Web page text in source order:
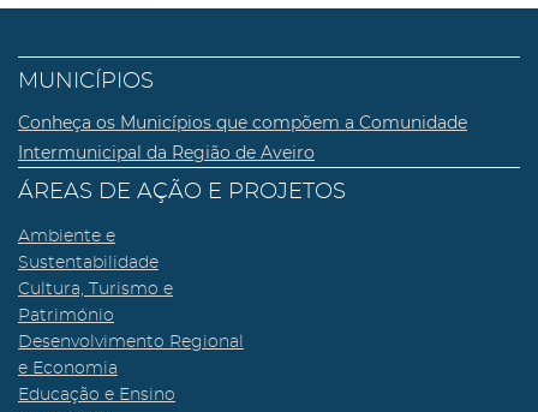
MUNICÍPIOS
Conheça os Municípios que compõem a Comunidade
Intermunicipal da Região de Aveiro
ÁREAS DE AÇÃO E PROJETOS
Ambiente e
Sustentabilidade
Cultura, Turismo e
Património
Desenvolvimento Regional
e Economia
Educação e Ensino